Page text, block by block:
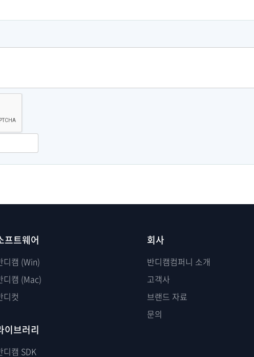
프트웨어
디캠 (Win)
디캠 (Mac)
디컷
이브러리
디캠 SDK
회사
반디캠컴퍼니 소개
고객사
브랜드 자료
문의